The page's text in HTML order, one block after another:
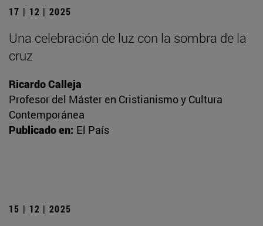
17 | 12 | 2025
Una celebración de luz con la sombra de la
cruz
Ricardo Calleja
Profesor del Máster en Cristianismo y Cultura
Contemporánea
Publicado en: El País
15 | 12 | 2025